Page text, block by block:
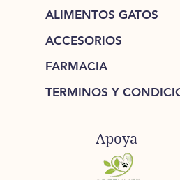
ALIMENTOS GATOS
ACCESORIOS
FARMACIA
TERMINOS Y
Apoya